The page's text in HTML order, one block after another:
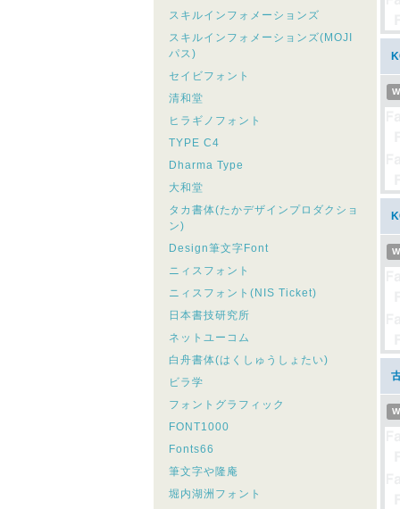
スキルインフォメーションズ
スキルインフォメーションズ(MOJI
パス)
セイビフォント
清和堂
ヒラギノフォント
TYPE C4
Dharma Type
大和堂
タカ書体(たかデザインプロダクショ
ン)
Design筆文字Font
ニィスフォント
ニィスフォント(NIS Ticket)
日本書技研究所
ネットユーコム
白舟書体(はくしゅうしょたい)
ビラ学
フォントグラフィック
FONT1000
Fonts66
筆文字や隆庵
堀内湖洲フォント